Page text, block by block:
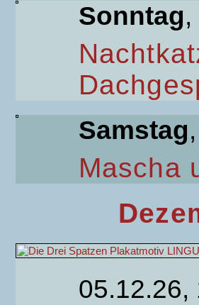
Sonntag
Samstag
Mascha
05.12.26,